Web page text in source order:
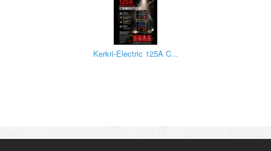
Kerkri-Electric 125A C...